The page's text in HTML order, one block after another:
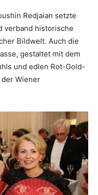
Redjaian setzte
verband historische
Bildwelt. Auch die
gestaltet mit dem
und edlen Rot-Gold-
Wiener